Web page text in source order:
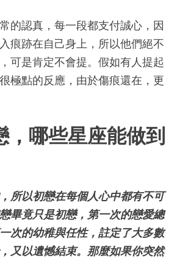
的認真，每一段都支付誠心，因
痕跡在自己身上，所以他們絕不
可是肯定不會提。假如有人提起
極點的反應，由於傷痕還在，更
，哪些星座能做到
所以初戀在每個人心中都有不可
畢竟只是初戀，第一次的戀愛總
次的幼稚與任性，註定了大多數
又以遺憾結束。那麼如果你突然